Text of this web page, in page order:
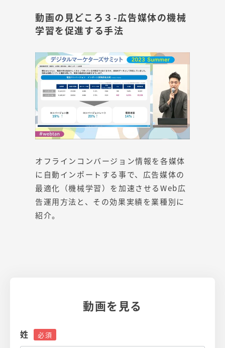
動画の見どころ３-広告媒体の機械
学習を促進する手法
オフラインコンバージョン情報を各媒体
に自動インポートする事で、広告媒体の
最適化（機械学習）を加速させるWeb広
告運用方法と、その効果実績を業種別に
紹介。
動画を見る
姓